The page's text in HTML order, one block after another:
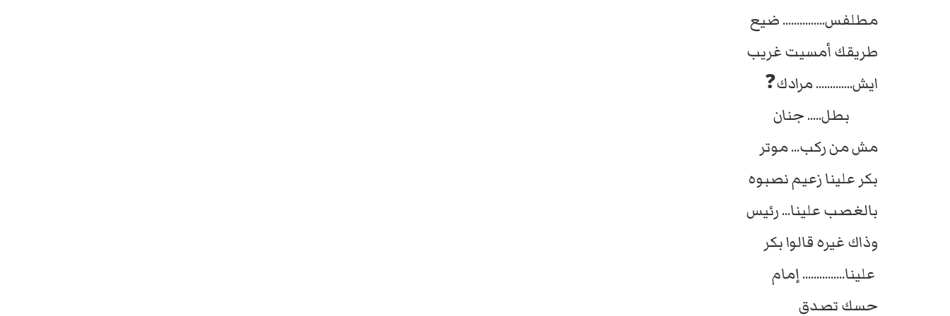
مطلفس............... ضيع
طريقك أمسيت غريب
ايش............. مرادك❓
بطل..... جنان
مش من ركب... موتر
بكر علينا زعيم نصبوه
بالغصب علينا... رئيس
وذاك غيره قالوا بكر
علينا............... إمام
حسك تصدق